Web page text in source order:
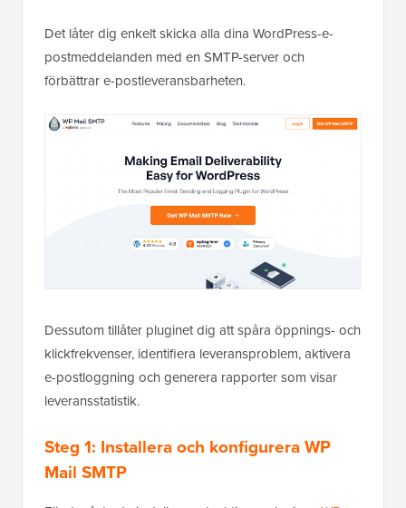
Det låter dig enkelt skicka alla dina WordPress-e-
postmeddelanden med en SMTP-server och
förbättrar e-postleveransbarheten.
Dessutom tillåter pluginet dig att spåra öppnings- och
klickfrekvenser, identifiera leveransproblem, aktivera
e-postloggning och generera rapporter som visar
leveransstatistik.
Steg 1: Installera och konfigurera WP
Mail SMTP